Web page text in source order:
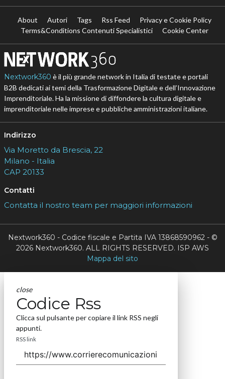
About Autori Tags Rss Feed
Privacy e Cookie Policy
Terms&Conditions Contenuti Specialistici
Cookie Center
Nextwork360 è il più grande network in Italia di testate e portali
B2B dedicati ai temi della Trasformazione Digitale e dell’Innovazione
Imprenditoriale. Ha la missione di diffondere la cultura digitale e
imprenditoriale nelle imprese e pubbliche amministrazioni italiane.
Indirizzo
Via Moretto da Brescia, 22
Milano - Italia
CAP 20133
Contatti
Contatta il nostro team per maggiori informazioni
Nextwork360 - Codice fiscale e Partita IVA 13868590962 - ©
2026 Nextwork360. ALL RIGHTS RESERVED. ISP AWS
Mappa del sito
close
Codice Rss
Clicca sul pulsante per copiare il link RSS negli
appunti.
RSS link